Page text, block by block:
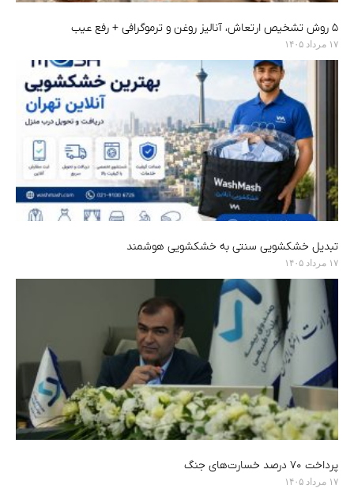
۵ روش تشخیص ارتعاش، آنالیز روغن و ترموگرافی + رفع عیب
۱۷ مرداد ۱۴۰۵
تبدیل خشکشویی سنتی به خشکشویی هوشمند
۱۷ مرداد ۱۴۰۵
پرداخت ۷۰ درصد خسارت‌های جنگ
۱۷ مرداد ۱۴۰۵